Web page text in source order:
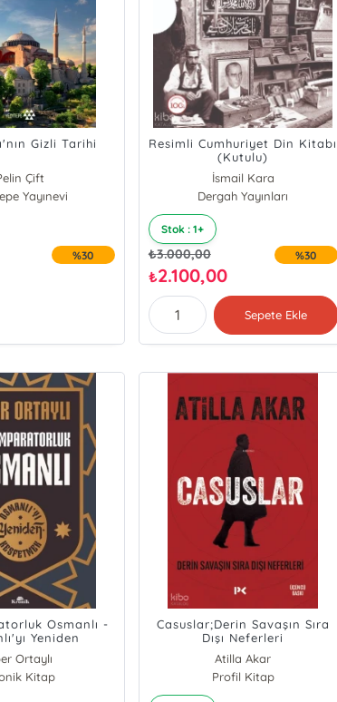
Gizli Tarihi
Çift
Altunay
Yayınevi
%30
Resimli Cumhuriyet Din Kitabı
(Kutulu)
İsmail Kara
Dergah Yayınları
Stok : 1+
₺3.000,00
₺2.100,00
%30
Sepete Ekle
Osmanlı -
Yeniden
Ortaylı
Kitap
Casuslar;Derin Savaşın Sıra
Dışı Neferleri
Atilla Akar
Profil Kitap